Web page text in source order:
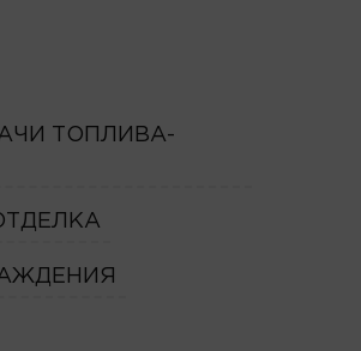
ТОПЛИВА-